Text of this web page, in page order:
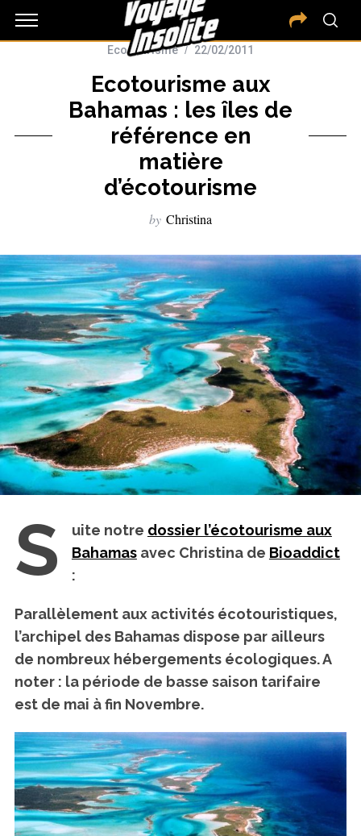
Eco tourisme 22/02/2011
Ecotourisme aux
Bahamas : les îles de
référence en
matière
d’écotourisme
by Christina
S uite notre dossier l’écotourisme aux
Bahamasavec Christina de Bioaddict
:
Parallèlement aux activités écotouristiques,
l’archipel des Bahamas dispose par ailleurs
de nombreux hébergements écologiques. A
noter : la période de basse saison tarifaire
est de mai à fin Novembre.